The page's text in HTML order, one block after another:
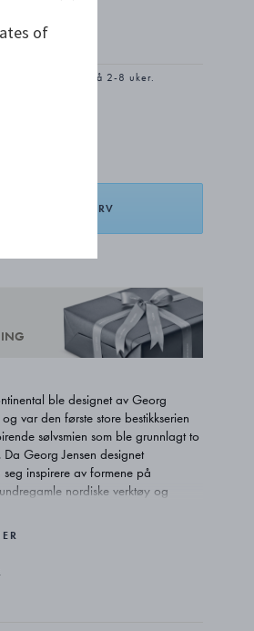
leveringstid på 2-8 uker.
I HANDLEKURV
ble designet av Georg
var den første store bestikkserien
sølvsmien som ble grunnlagt to
Georg Jensen designet
inspirere av formene på
nordiske verktøy og
en unik skjønnhet som er unik for
of